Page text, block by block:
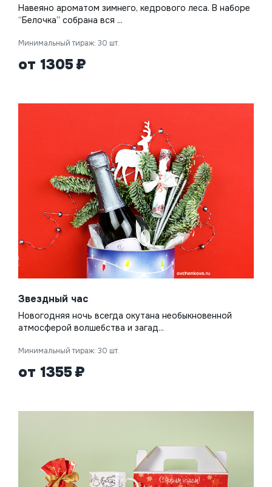
Навеяно ароматом зимнего, кедрового леса. В наборе
“Белочка” собрана вся ...
Минимальный тираж: 30 шт.
от 1305
Звездный час
Новогодняя ночь всегда окутана необыкновенной
атмосферой волшебства и загад...
Минимальный тираж: 30 шт.
от 1355